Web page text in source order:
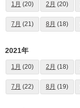
1月 (20) 2月 (20)
7月 (21) 8月 (18)
2021年
1月 (20) 2月 (18)
7月 (22) 8月 (19)